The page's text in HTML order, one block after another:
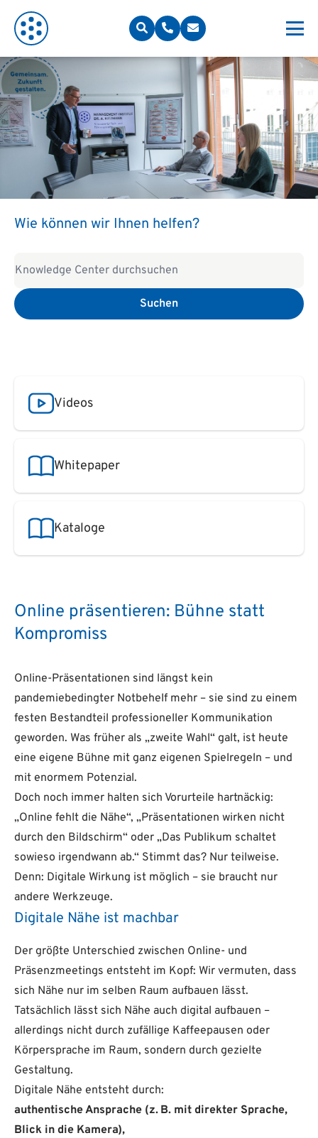
Wie können wir Ihnen helfen?
Suchen
Videos
Whitepaper
Kataloge
Online präsentieren: Bühne statt
Kompromiss
Online-Präsentationen sind längst kein
pandemiebedingter Notbehelf mehr – sie sind zu einem
festen Bestandteil professioneller Kommunikation
geworden. Was früher als „zweite Wahl“ galt, ist heute
eine eigene Bühne mit ganz eigenen Spielregeln – und
mit enormem Potenzial.
Doch noch immer halten sich Vorurteile hartnäckig:
„Online fehlt die Nähe“, „Präsentationen wirken nicht
durch den Bildschirm“ oder „Das Publikum schaltet
sowieso irgendwann ab.“ Stimmt das? Nur teilweise.
Denn: Digitale Wirkung ist möglich – sie braucht nur
andere Werkzeuge.
Digitale Nähe ist machbar
Der größte Unterschied zwischen Online- und
Präsenzmeetings entsteht im Kopf: Wir vermuten, dass
sich Nähe nur im selben Raum aufbauen lässt.
Tatsächlich lässt sich Nähe auch digital aufbauen –
allerdings nicht durch zufällige Kaffeepausen oder
Körpersprache im Raum, sondern durch gezielte
Gestaltung.
Digitale Nähe entsteht durch:
authentische Ansprache (z. B. mit direkter Sprache,
Blick in die Kamera),